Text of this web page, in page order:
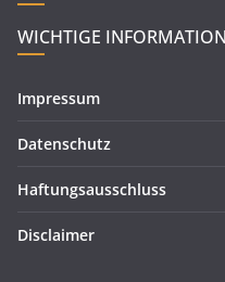
WICHTIGE
Impressum
Datenschutz
Haftungsausschluss
Disclaimer